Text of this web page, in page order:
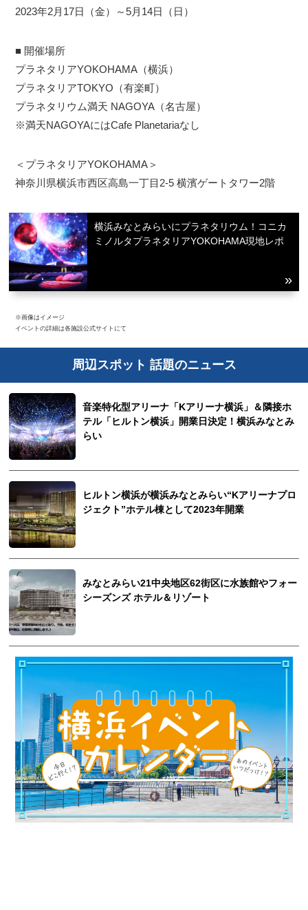
2023年2月17日（金）～5月14日（日）
■ 開催場所
プラネタリアYOKOHAMA（横浜）
プラネタリアTOKYO（有楽町）
プラネタリウム満天 NAGOYA（名古屋）
※満天NAGOYAにはCafe Planetariaなし
＜プラネタリアYOKOHAMA＞
神奈川県横浜市西区高島一丁目2-5 横濱ゲートタワー2階
横浜みなとみらいにプラネタリウム！コニカ
ミノルタプラネタリアYOKOHAMA現地レポ
※画像はイメージ
イベントの詳細は各施設公式サイトにて
周辺スポット 話題のニュース
音楽特化型アリーナ「Kアリーナ横浜」＆隣接ホ
テル「ヒルトン横浜」開業日決定！横浜みなとみ
らい
ヒルトン横浜が横浜みなとみらい“Kアリーナプロ
ジェクト”ホテル棟として2023年開業
みなとみらい21中央地区62街区に水族館やフォー
シーズンズ ホテル＆リゾート